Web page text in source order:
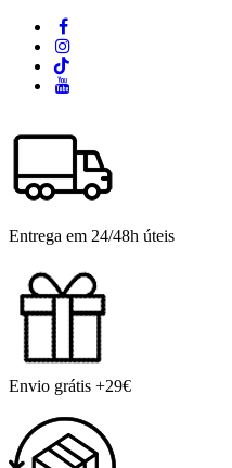
Entrega em 24/48h úteis
Envio grátis +29€